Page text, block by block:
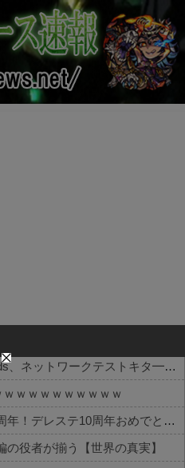
んだ現実
【朗報】 フロム新作Duskbloods、ネットワークテストキタ━━━━(゜∀゜)━━━━!!
ｗｗｗｗｗｗｗｗｗ
【祝】 シンデレラガールズ13周年！デレステ10周年おめでとう！ガチャ更新SSR八神マキノ・イベントSRイヴ、SR望月聖！
の役者が揃う【世界の真実】